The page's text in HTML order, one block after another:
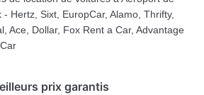
- Hertz, Sixt, EuropCar, Alamo, Thrifty,
Ace, Dollar, Fox Rent a Car, Advantage
prix garantis